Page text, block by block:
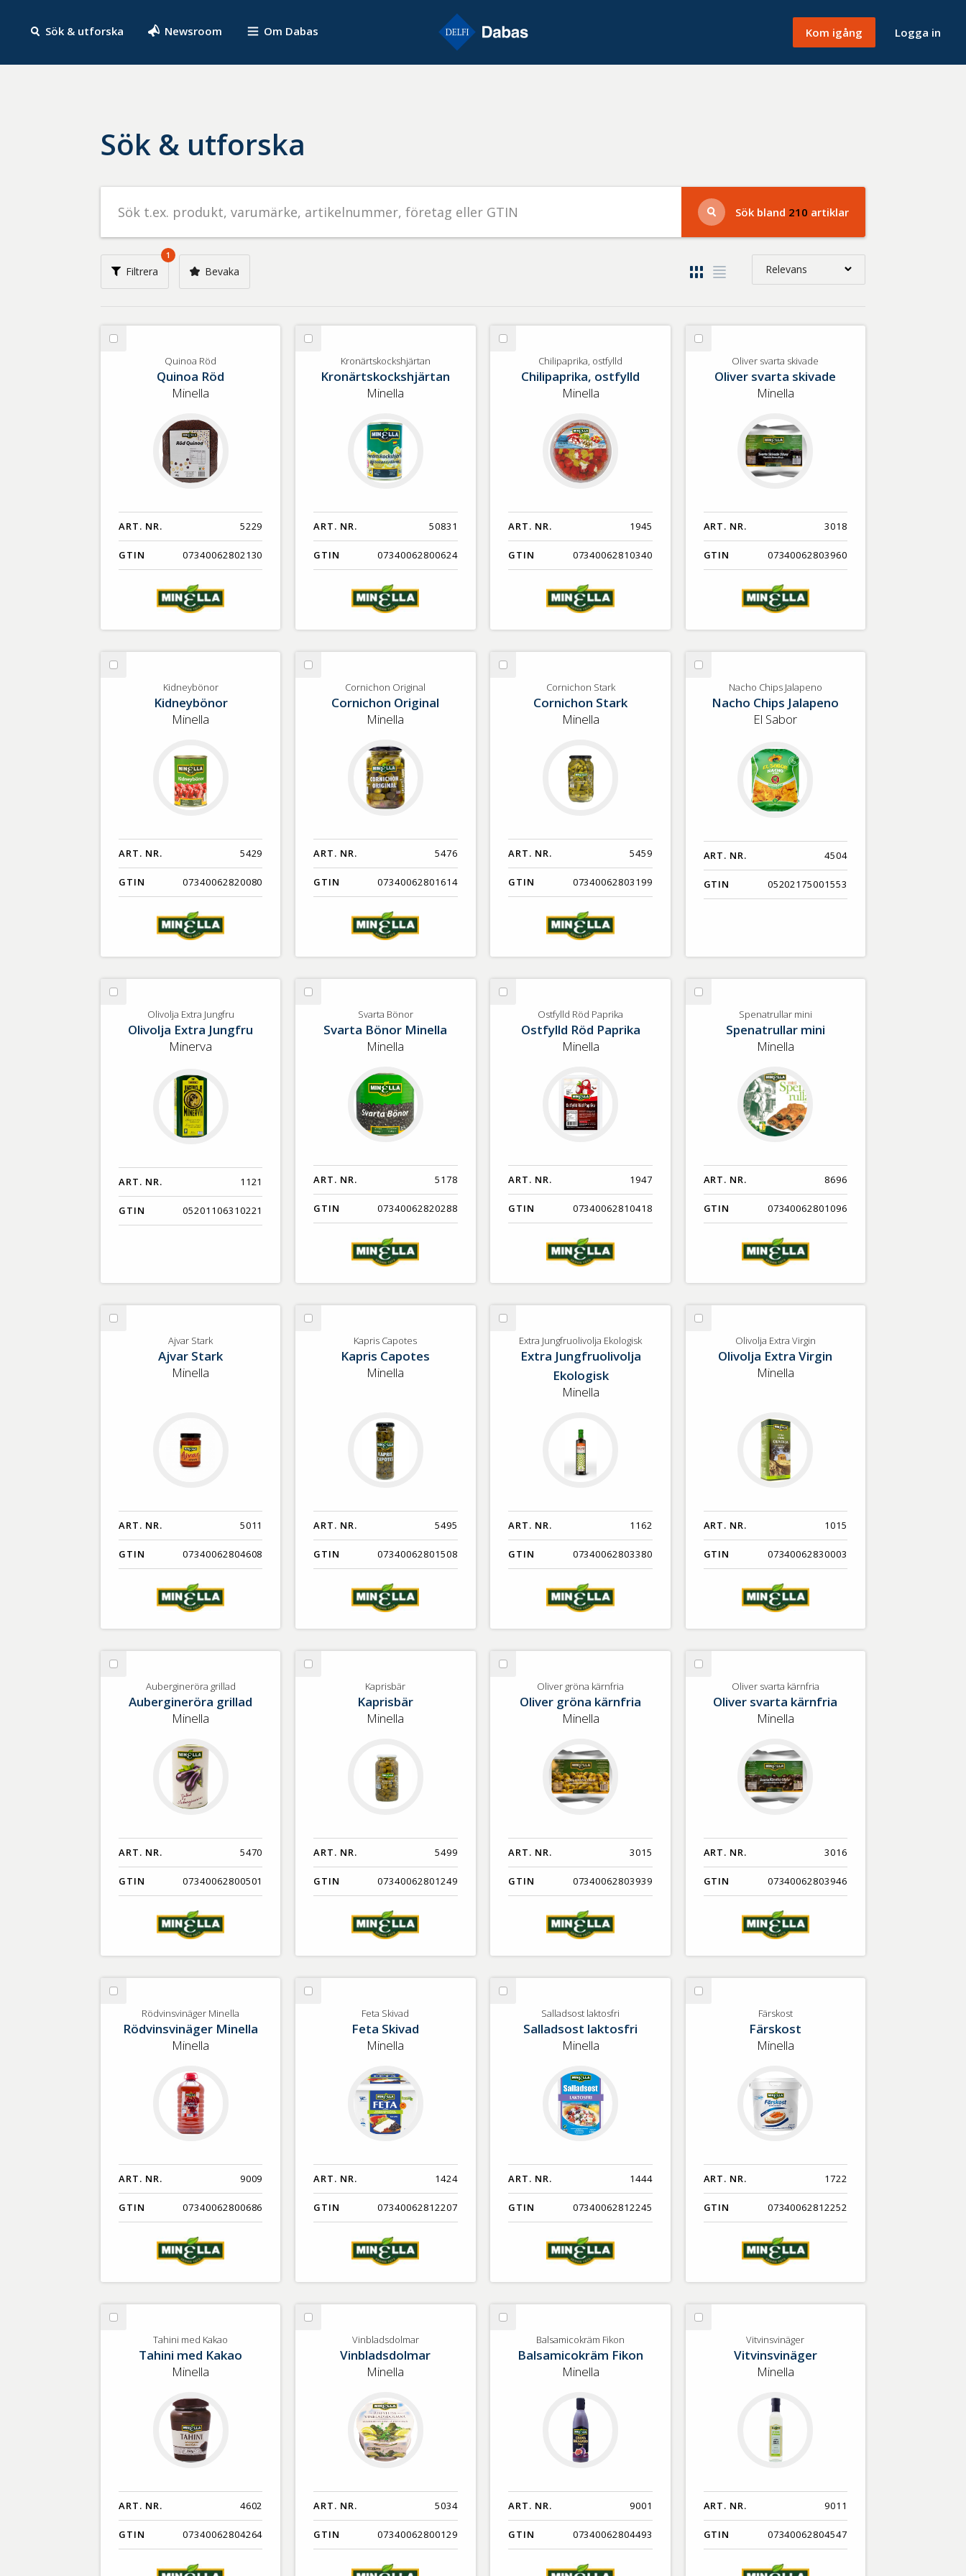
Sök & utforska Newsroom Om Dabas Kom igång Logga in
Sök & utforska
Sök
livsmedel
på
t.ex.
produkt,
varumärke,
GTIN
Sök bland 210 artiklar
Filtrera
1
Bevaka Relevans
Nyaste
Benämning A-Ö
Varumärken A-Ö
GTIN
Med bild först
Välj
Quinoa Röd
Quinoa Röd
Minella
ART. NR. 5229
GTIN 07340062802130
Välj
Kronärtskockshjärtan
Kronärtskockshjärtan
Kronärtskockshjärtan
Minella
ART. NR. 50831
GTIN 07340062800624
Välj
Chilipaprika,
ostfylld
Chilipaprika, ostfylld
Chilipaprika, ostfylld
Minella
ART. NR. 1945
GTIN 07340062810340
Välj
svarta
Oliver svarta skivade
Oliver svarta skivade
Minella
ART. NR. 3018
GTIN 07340062803960
Välj
KidneybönorKidneybönor
Kidneybönor
Minella
ART. NR. 5429
GTIN 07340062820080
Välj
Cornichon
Original
Cornichon Original
Cornichon Original
Minella
ART. NR. 5476
GTIN 07340062801614
Välj
CornichonCornichon Stark
Cornichon Stark
Minella
ART. NR. 5459
GTIN 07340062803199
Välj
Nacho
Chips
Nacho Chips Jalapeno
Nacho Chips Jalapeno
El Sabor
ART. NR. 4504
GTIN 05202175001553
Välj
Olivolja
Extra
Olivolja Extra Jungfru
Olivolja Extra Jungfru
Minerva
ART. NR. 1121
GTIN 05201106310221
Välj
Bönor
Svarta Bönor
Svarta Bönor Minella
Minella
ART. NR. 5178
GTIN 07340062820288
Välj
Ostfylld
Röd
Ostfylld Röd Paprika
Ostfylld Röd Paprika
Minella
ART. NR. 1947
GTIN 07340062810418
Välj
SpenatrullarSpenatrullar mini
Spenatrullar mini
Minella
ART. NR. 8696
GTIN 07340062801096
Välj
Ajvar Stark
Ajvar Stark
Minella
ART. NR. 5011
GTIN 07340062804608
Välj
Capotes
Kapris Capotes
Kapris Capotes
Minella
ART. NR. 5495
GTIN 07340062801508
Välj
Extra
Jungfruolivolja
Extra Jungfruolivolja Ekologisk
Extra Jungfruolivolja
Ekologisk
Minella
ART. NR. 1162
GTIN 07340062803380
Välj
Olivolja
Extra
Olivolja Extra Virgin
Olivolja Extra Virgin
Minella
ART. NR. 1015
GTIN 07340062830003
Välj
Aubergineröra
grillad
Aubergineröra grillad
Aubergineröra grillad
Minella
ART. NR. 5470
GTIN 07340062800501
Välj
Kaprisbär
Kaprisbär
Minella
ART. NR. 5499
GTIN 07340062801249
Välj
gröna
Oliver gröna kärnfria
Oliver gröna kärnfria
Minella
ART. NR. 3015
GTIN 07340062803939
Välj
svarta
Oliver svarta kärnfria
Oliver svarta kärnfria
Minella
ART. NR. 3016
GTIN 07340062803946
Välj
Rödvinsvinäger
Minella
Rödvinsvinäger Minella
Rödvinsvinäger Minella
Minella
ART. NR. 9009
GTIN 07340062800686
Välj
Feta Skivad
Feta Skivad
Minella
ART. NR. 1424
GTIN 07340062812207
Välj
Salladsost
laktosfri
Salladsost laktosfri
Salladsost laktosfri
Minella
ART. NR. 1444
GTIN 07340062812245
Välj
Färskost
Färskost
Minella
ART. NR. 1722
GTIN 07340062812252
Välj
Tahini med Kakao
Tahini med Kakao
Minella
ART. NR. 4602
GTIN 07340062804264
Välj
Vinbladsdolmar
Vinbladsdolmar
Vinbladsdolmar
Minella
ART. NR. 5034
GTIN 07340062800129
Välj
Balsamicokräm
Fikon
Balsamicokräm Fikon
Balsamicokräm Fikon
Minella
ART. NR. 9001
GTIN 07340062804493
Välj
VitvinsvinägerVitvinsvinäger
Vitvinsvinäger
Minella
ART. NR. 9011
GTIN 07340062804547